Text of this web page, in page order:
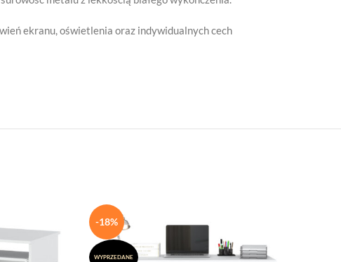
ekranu, oświetlenia oraz indywidualnych cech
-18%
WYPRZEDANE